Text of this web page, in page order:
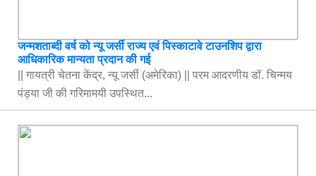
जन्मशताब्दी वर्ष को न्यू जर्सी राज्य एवं पिस्काटावे टाउनशिप द्वारा
आधिकारिक मान्यता प्रदान की गई
|| गायत्री चेतना केंद्र, न्यू जर्सी (अमेरिका) || परम आदरणीय डॉ. चिन्मय
पंड्या जी की गरिमामयी उपस्थित...